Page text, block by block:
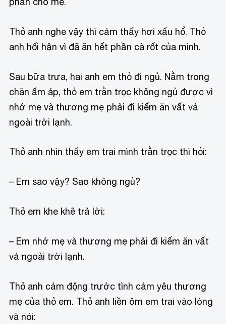
Thỏ anh nghe vậy thì cảm thấy hơi xấu hổ. Thỏ
anh hối hận vì đã ăn hết phần cà rốt của mình.
Sau bữa trưa, hai anh em thỏ đi ngủ. Nằm trong
chăn ấm áp, thỏ em trằn trọc không ngủ được vì
nhớ mẹ và thương mẹ phải đi kiếm ăn vất vả
ngoài trời lạnh.
Thỏ anh nhìn thấy em trai mình trằn trọc thì hỏi:
– Em sao vậy? Sao không ngủ?
Thỏ em khe khẽ trả lời:
– Em nhớ mẹ và thương mẹ phải đi kiếm ăn vất
vả ngoài trời lạnh.
Thỏ anh cảm động trước tình cảm yêu thương
mẹ của thỏ em. Thỏ anh liền ôm em trai vào lòng
và nói: